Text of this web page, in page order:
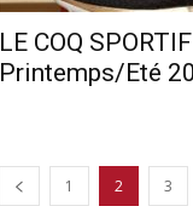
LE COQ
Printemps/Eté
1 2 3